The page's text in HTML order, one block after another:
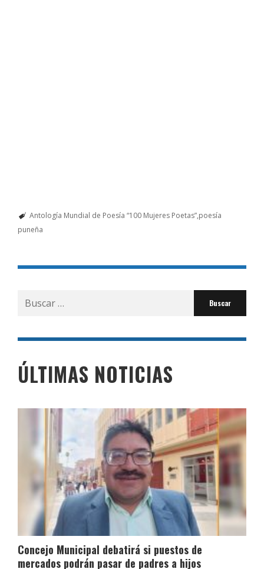
Antología Mundial de Poesía “100 Mujeres Poetas” poesía
puneña
Buscar
por:
ÚLTIMAS NOTICIAS
Concejo Municipal debatirá si puestos de
mercados podrán pasar de padres a hijos